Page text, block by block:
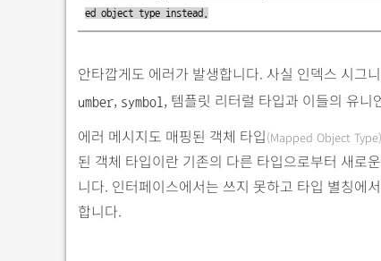
ed object type instead.
안타깝게도 에러가 발생합니다. 사실 인덱스 시그
umber, symbol , 템플릿 리터럴 타입과 이들의 유니
에러 메시지도 매핑된 객체 타입(Mapped Object Type)
된 객체 타입이란 기존의 다른 타입으로부터 새로
니다. 인터페이스에서는 쓰지 못하고 타입 별칭에
합니다.